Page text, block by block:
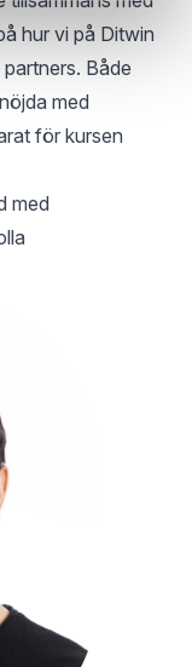
hur vi på Ditwin
Både
med
för kursen
med